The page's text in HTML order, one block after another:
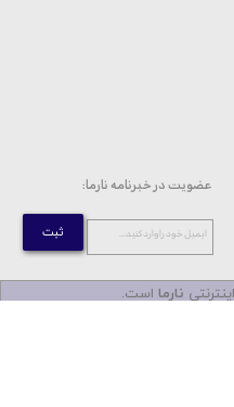
نارما است.
:عضویت در خبرنامه نارما
ثبت ...ایمیل خود را وارد کنید